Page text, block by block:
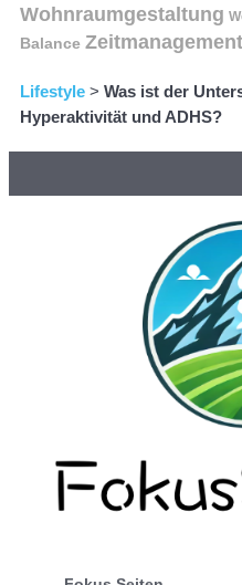
Wohnraumgestaltung
Balance Zeitmanagement
Lifestyle > Was ist der
Hyperaktivität und ADHS?